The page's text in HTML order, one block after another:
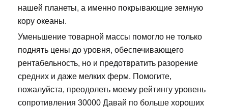
нашей планеты, а именно покрывающие земную
кору океаны.
Уменьшение товарной массы помогло не только
поднять цены до уровня, обеспечивающего
рентабельность, но и предотвратить разорение
средних и даже мелких ферм. Помогите,
пожалуйста, преодолеть моему рейтингу уровень
сопротивления 30000 Давай по больше хороших